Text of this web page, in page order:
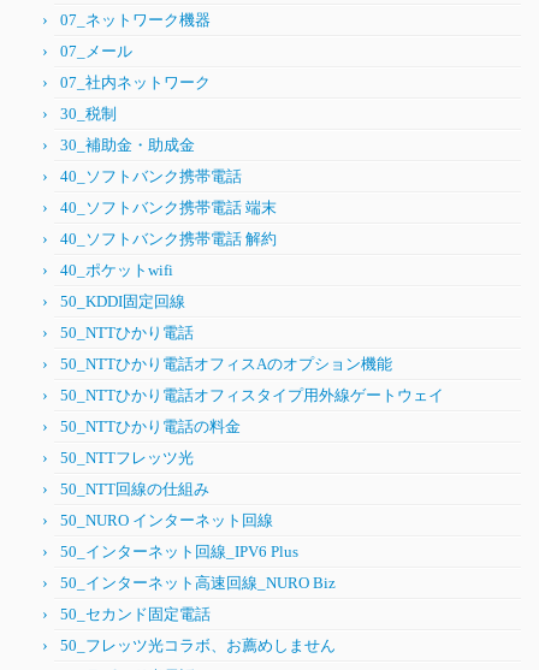
07_ネットワーク機器
07_メール
07_社内ネットワーク
30_税制
30_補助金・助成金
40_ソフトバンク携帯電話
40_ソフトバンク携帯電話 端末
40_ソフトバンク携帯電話 解約
40_ポケットwifi
50_KDDI固定回線
50_NTTひかり電話
50_NTTひかり電話オフィスAのオプション機能
50_NTTひかり電話オフィスタイプ用外線ゲートウェイ
50_NTTひかり電話の料金
50_NTTフレッツ光
50_NTT回線の仕組み
50_NURO インターネット回線
50_インターネット回線_IPV6 Plus
50_インターネット高速回線_NURO Biz
50_セカンド固定電話
50_フレッツ光コラボ、お薦めしません